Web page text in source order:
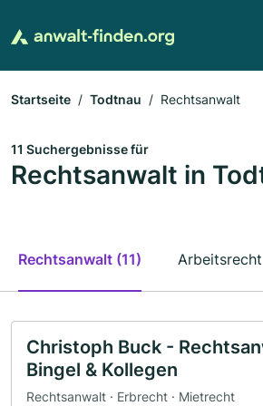
Startseite Todtnau Rechtsanwalt
11 Suchergebnisse für
Rechtsanwalt in
Rechtsanwalt (11)
Christoph Buck -
Bingel & Kollegen
Rechtsanwalt · Erbrecht · Mietrecht